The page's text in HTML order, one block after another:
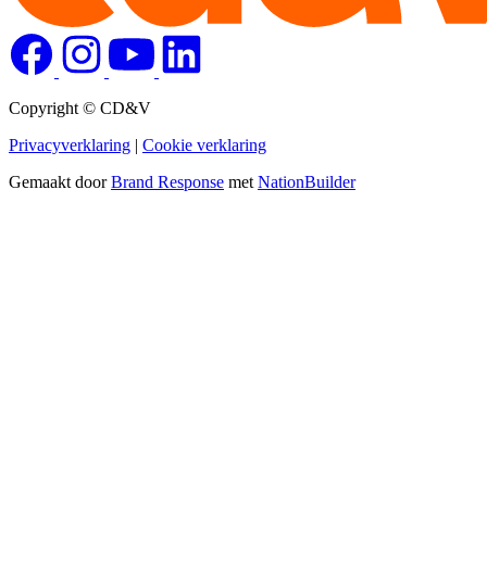
Copyright © CD&V
Privacyverklaring | Cookie verklaring
Gemaakt doorBrand Response met NationBuilder